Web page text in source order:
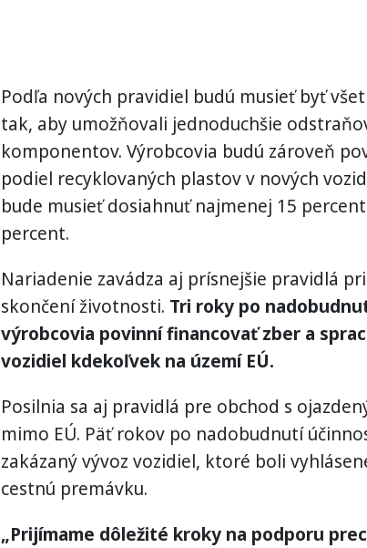
Podľa nových pravidiel budú musieť byť
tak, aby umožňovali jednoduchšie
komponentov. Výrobcovia budú zároveň
podiel recyklovaných plastov v nových
bude musieť dosiahnuť najmenej 15
percent.
Nariadenie zavádza aj prísnejšie pravidlá
skončení životnosti. Tri roky po
výrobcovia povinní financovať zber a
vozidiel kdekoľvek na území EÚ.
Posilnia sa aj pravidlá pre obchod s
mimo EÚ. Päť rokov po nadobudnutí
zakázaný vývoz vozidiel, ktoré boli
cestnú premávku.
„Prijímame dôležité kroky na podporu